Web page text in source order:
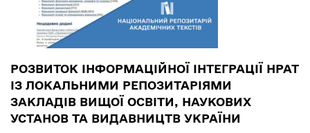
РОЗВИТОК ІНФОРМАЦІЙНОЇ ІНТЕГРАЦІЇ НРАТ
ІЗ ЛОКАЛЬНИМИ РЕПОЗИТАРІЯМИ
ЗАКЛАДІВ ВИЩОЇ ОСВІТИ, НАУКОВИХ
УСТАНОВ ТА ВИДАВНИЦТВ УКРАЇНИ